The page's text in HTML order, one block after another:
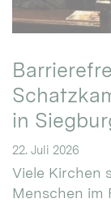
in
22. Juli 2026
Viele Kirchen
Menschen im